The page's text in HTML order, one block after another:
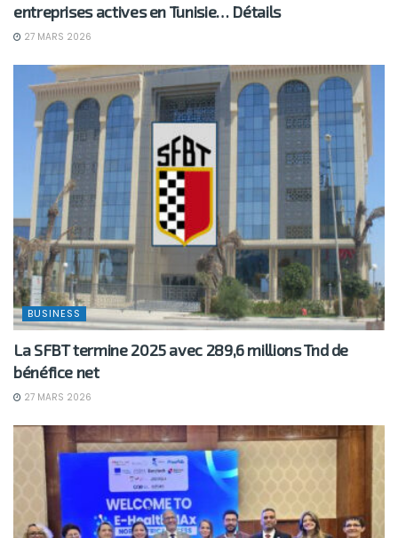
entreprises actives en Tunisie… Détails
27 MARS 2026
BUSINESS
La SFBT termine 2025 avec 289,6 millions Tnd de
bénéfice net
27 MARS 2026